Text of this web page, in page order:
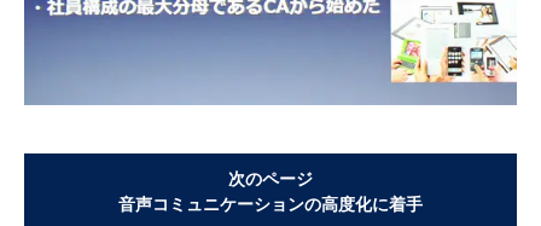
次のページ
音声コミュニケーションの高度化に着手